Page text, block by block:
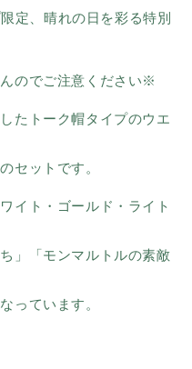
定、晴れの日を彩る特別
のでご注意ください※
たトーク帽タイプのウエ
セットです。
イト・ゴールド・ライト
」「モンマルトルの素敵
っています。